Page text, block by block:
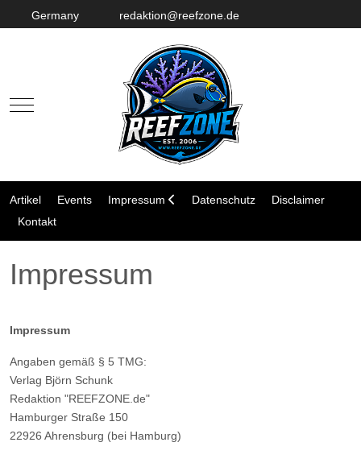
Germany redaktion@reefzone.de
Mobile Menu Toggle
Artikel Events Impressum Datenschutz
Disclaimer
Kontakt
Impressum
Impressum
Angaben gemäß § 5 TMG:
Verlag Björn Schunk
Redaktion "REEFZONE.de"
Hamburger Straße 150
22926 Ahrensburg (bei Hamburg)